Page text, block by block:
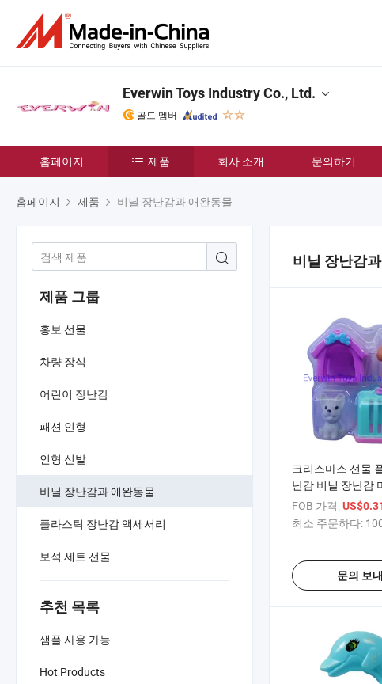
Everwin Toys Industry Co., Ltd.
골드 멤버
홈페이지 제품 회사 소개 문의하기
홈페이지 제품 비닐 장난감과 애완동물
제품 그룹
홍보 선물
차량 장식
어린이 장난감
패션 인형
인형 신발
비닐 장난감과 애완동물
플라스틱 장난감 액세서리
보석 세트 선물
추천 목록
샘플 사용 가능
Hot Products
비닐 장난감
크리스마스 선물
난감 비닐 장난감
물을 위한 집
FOB 가격:
최소 주문하다:
문의 보